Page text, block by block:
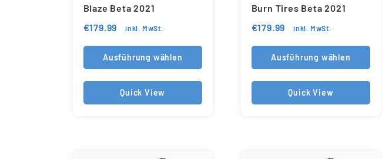
Blaze Beta 2021
€179.99 inkl. MwSt.
Ausführung wählen
Quick View
Burn Tires Beta 2021
€179.99 inkl. MwSt.
Ausführung wählen
Quick View